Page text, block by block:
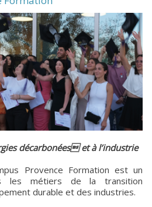
décarbonées et à l’industrie
Provence Formation est un
les métiers de la transition
durable et des industries.